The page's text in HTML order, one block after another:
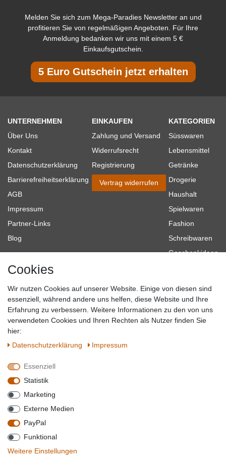
Melden Sie sich zum Mega-Paradies Newsletter an und
profitieren Sie von regelmäßigen Angeboten. Für Ihre
Anmeldung bedanken wir uns mit einem 5 €
Einkaufsgutschein.
5 Euro Gutschein jetzt erhalten
UNTERNEHMEN
Über Uns
Kontakt
Datenschutzerklärung
Barrierefreiheitserklärung
AGB
Impressum
Partner-Links
Blog
EINKAUFEN
Zahlung und Versand
Widerrufsrecht
Registrierung
Vertrag widerrufen
KATEGORIEN
Süsswaren
Lebensmittel
Getränke
Drogerie
Haushalt
Spielwaren
Fashion
Schreibwaren
Geschenkideen
Topmarken
SICHER EINKAUFEN
QUALITÄT
WIR AKZEPTIEREN
*Alle Preise verstehen sich inkl. MwSt. zzgl. Versandkosten. **Gilt für Lieferungen
innerhalb deutschlands, Lieferzeiten für andere Länder entnehmen Sie bitte der
Cookies
Wir nutzen Cookies auf unserer Website. Einige von diesen sind
essenziell, während andere uns helfen, diese Website und Ihre
Erfahrung zu verbessern. Weitere Informationen zu den von uns
verwendeten Cookies und Ihren Rechten als Nutzer finden Sie
hier:
Daten­schutz­erklärung
Impressum
Essenziell
Statistik
Marketing
Externe Medien
PayPal
Funktional
Weitere Einstellungen